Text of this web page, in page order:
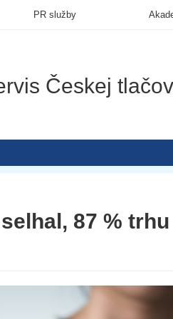
Českej
PR služby
87 %